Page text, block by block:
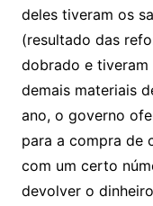
deles tiveram os
(resultado das
dobrado e
demais materiais
ano, o governo
para a compra de
com um certo
devolver o